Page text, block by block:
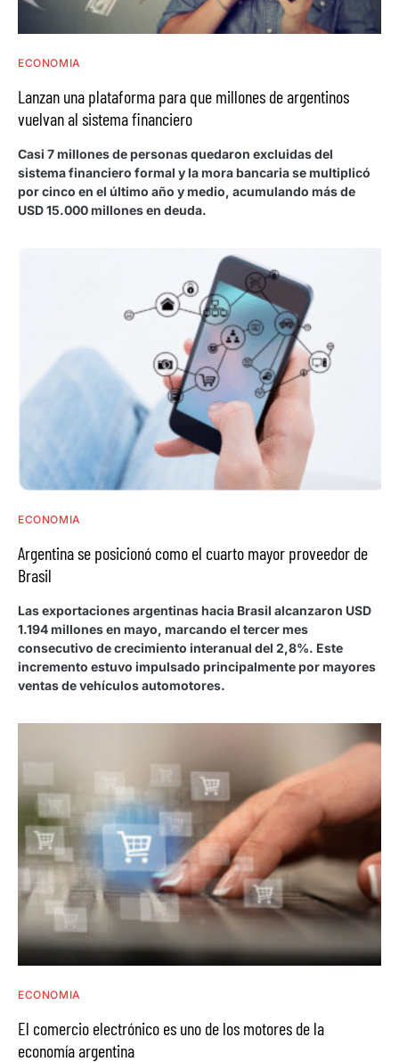
ECONOMIA
Lanzan una plataforma para que millones de argentinos
vuelvan al sistema financiero
Casi 7 millones de personas quedaron excluidas del
sistema financiero formal y la mora bancaria se multiplicó
por cinco en el último año y medio, acumulando más de
USD 15.000 millones en deuda.
ECONOMIA
Argentina se posicionó como el cuarto mayor proveedor de
Brasil
Las exportaciones argentinas hacia Brasil alcanzaron USD
1.194 millones en mayo, marcando el tercer mes
consecutivo de crecimiento interanual del 2,8%. Este
incremento estuvo impulsado principalmente por mayores
ventas de vehículos automotores.
ECONOMIA
El comercio electrónico es uno de los motores de la
economía argentina